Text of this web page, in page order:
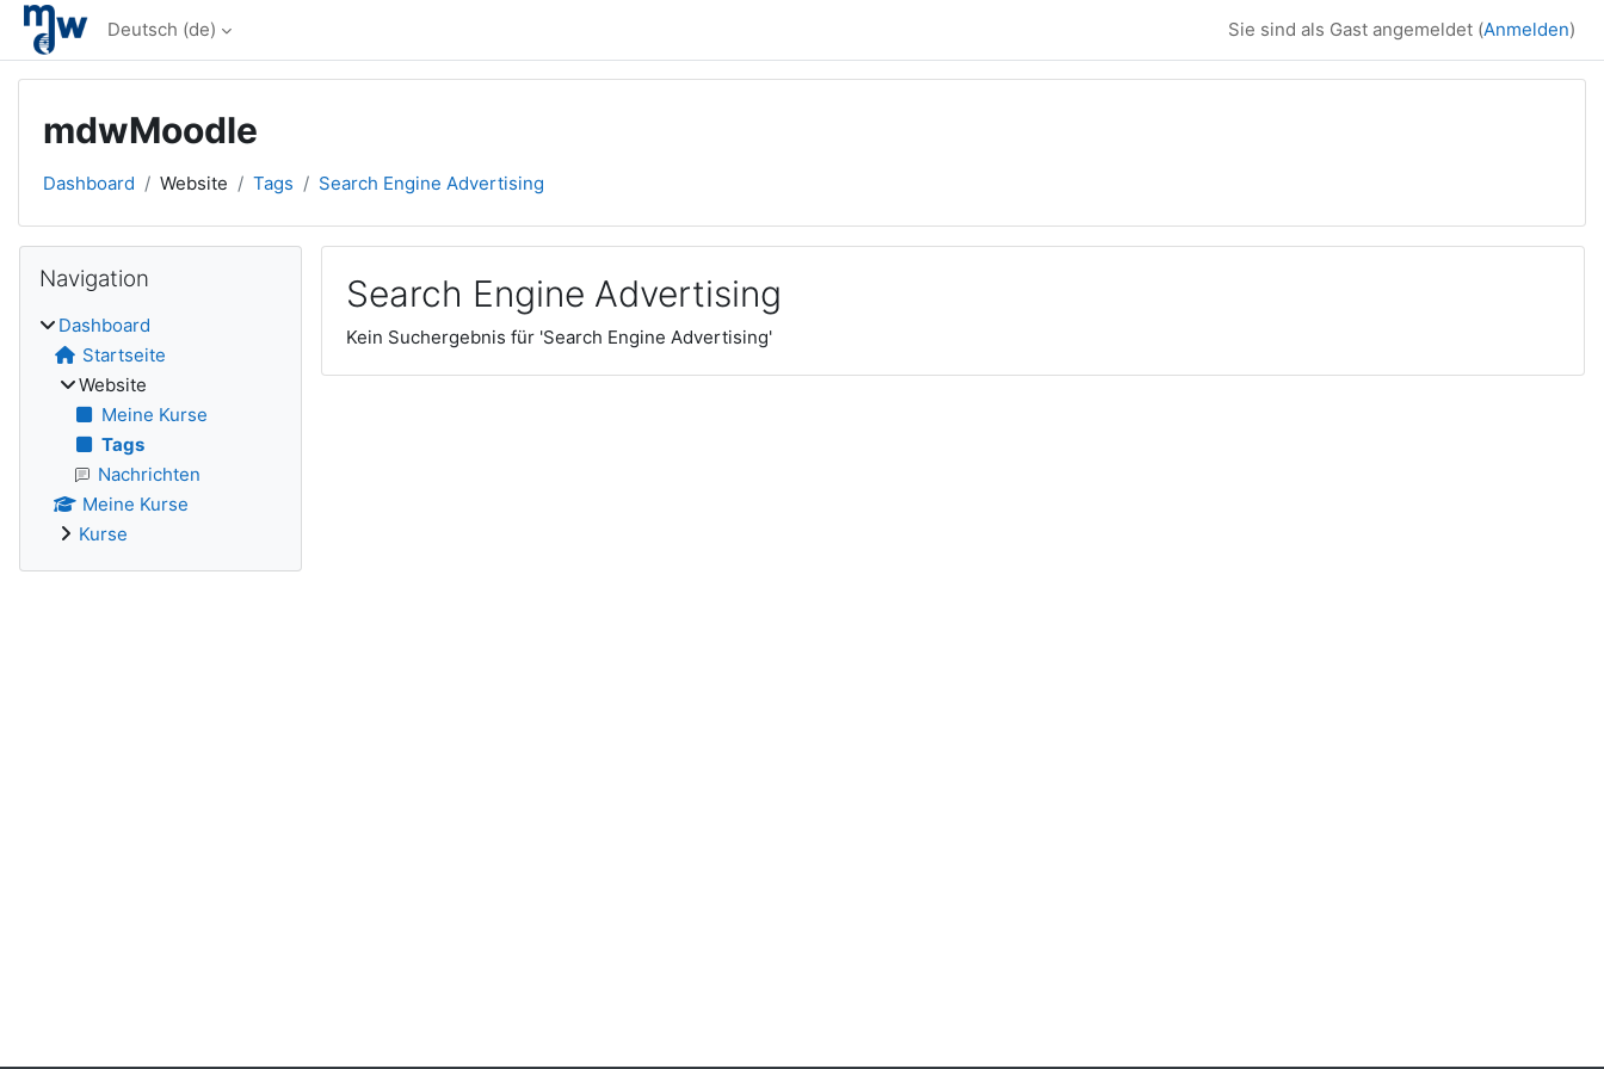
Zum Hauptinhalt
Deutsch ‎(de)‎ Sie sind als Gast angemeldet (Anmelden)
mdwMoodle
Dashboard Website Tags Search Engine Advertising
Search Engine Advertising
Kein Suchergebnis für 'Search Engine Advertising'
Blöcke
Navigation
Dashboard
Startseite
Website
Meine Kurse
Tags
Nachrichten
Meine Kurse
Kurse